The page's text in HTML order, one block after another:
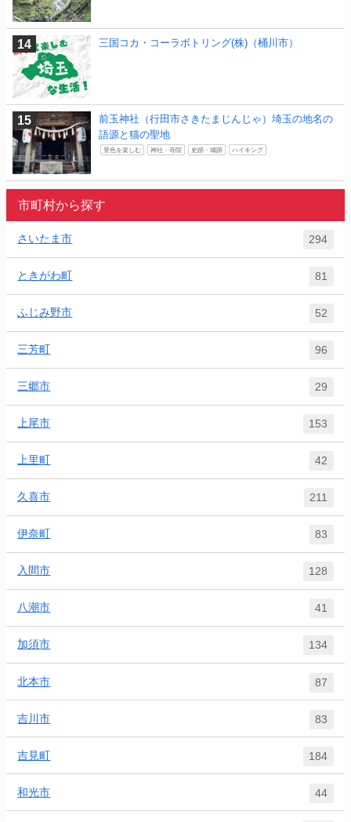
三国コカ・コーラボトリング(株)（桶川市）
前玉神社（行田市さきたまじんじゃ）埼玉の地名の
語源と猫の聖地
景色を楽しむ 神社・寺院 史跡・城跡 ハイキング
市町村から探す
さいたま市 294
ときがわ町 81
ふじみ野市 52
三芳町 96
三郷市 29
上尾市 153
上里町 42
久喜市 211
伊奈町 83
入間市 128
八潮市 41
加須市 134
北本市 87
吉川市 83
吉見町 184
和光市 44